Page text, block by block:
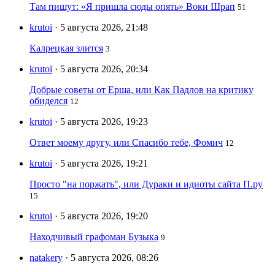
Там пишут: «Я пришла сюды опять» Воки Шрап 51
krutoi · 5 августа 2026, 21:48
Калрецкая злится 3
krutoi · 5 августа 2026, 20:34
Добрые советы от Ерша, или Как Падлов на критику
обиделся 12
krutoi · 5 августа 2026, 19:23
Ответ моему другу, или Спасибо тебе, Фомич 12
krutoi · 5 августа 2026, 19:21
Просто "на поржать", или Дураки и идиоты сайта П.ру
15
krutoi · 5 августа 2026, 19:20
Находчивый графоман Бузыка 9
natakery · 5 августа 2026, 08:26